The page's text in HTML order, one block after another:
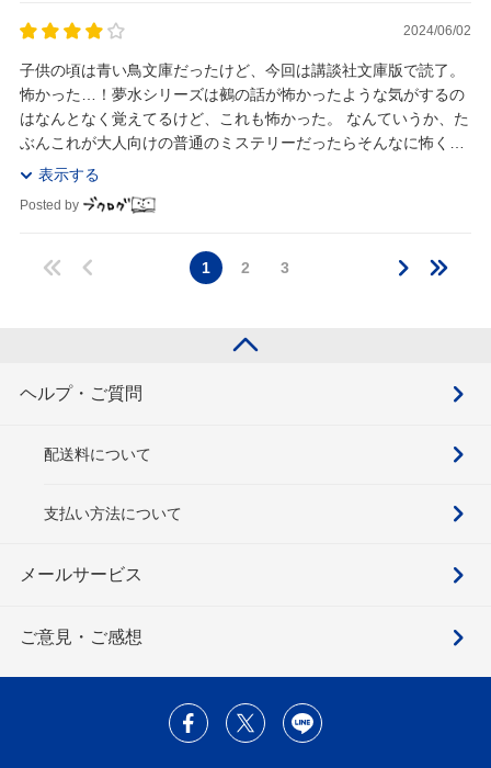
2024/06/02
子供の頃は青い鳥文庫だったけど、今回は講談社文庫版で読了。
怖かった…！夢水シリーズは鵺の話が怖かったような気がするの
はなんとなく覚えてるけど、これも怖かった。 なんていうか、た
ぶんこれが大人向けの普通のミステリーだったらそんなに怖く感
じないんだろうけど、子供向け、しかも小学生向...
表示する
Posted by
1 2 3
ヘルプ・ご質問
配送料について
支払い方法について
メールサービス
ご意見・ご感想